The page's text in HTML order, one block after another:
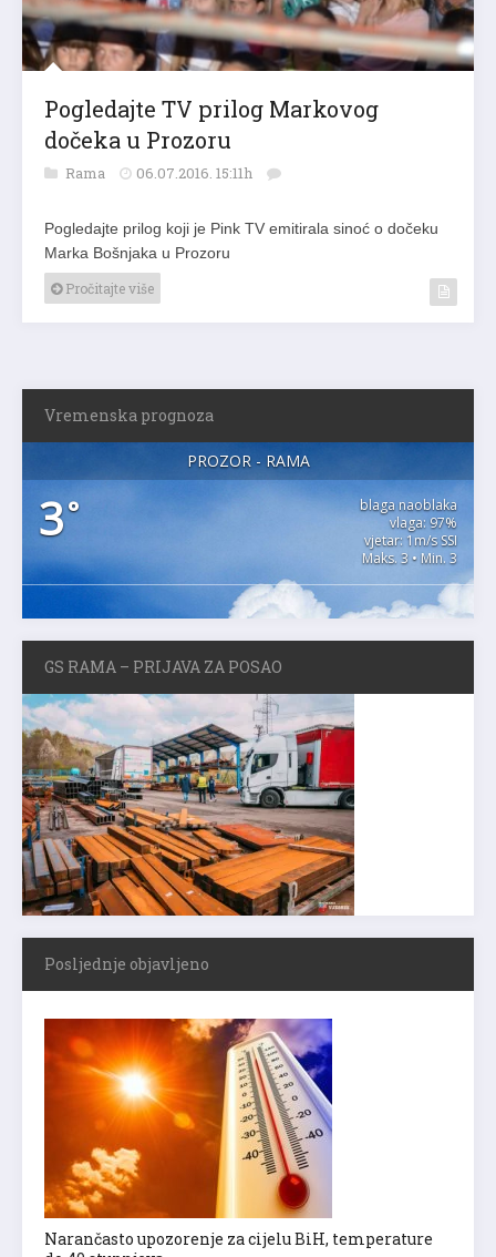
Pogledajte TV prilog Markovog
dočeka u Prozoru
Rama 06.07.2016. 15:11h
Pogledajte prilog koji je Pink TV emitirala sinoć o dočeku
Marka Bošnjaka u Prozoru
Pročitajte više
Vremenska prognoza
PROZOR - RAMA
3°
blaga naoblaka
vlaga: 97%
vjetar: 1m/s SSI
Maks. 3 • Min. 3
GS RAMA – PRIJAVA ZA POSAO
Posljednje objavljeno
Narančasto upozorenje za cijelu BiH, temperature